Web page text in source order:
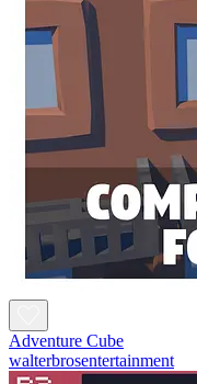
Adventure Cube
walterbrosentertainment